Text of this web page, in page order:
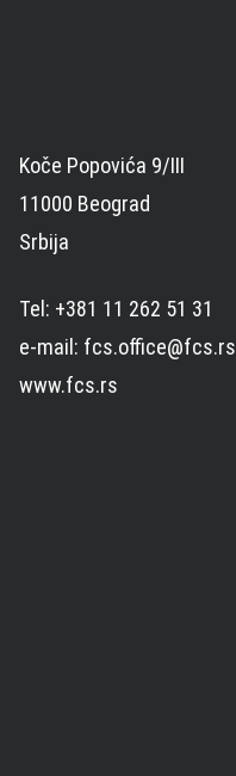
Koče Popovića 9/III
11000 Beograd
Srbija
Tel: +381 11 262 51 31
e-mail: fcs.office@fcs.rs
www.fcs.rs